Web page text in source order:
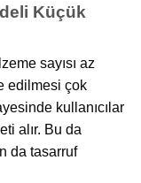
Küçük
sayısı az
edilmesi çok
kullanıcılar
alır. Bu da
da tasarruf